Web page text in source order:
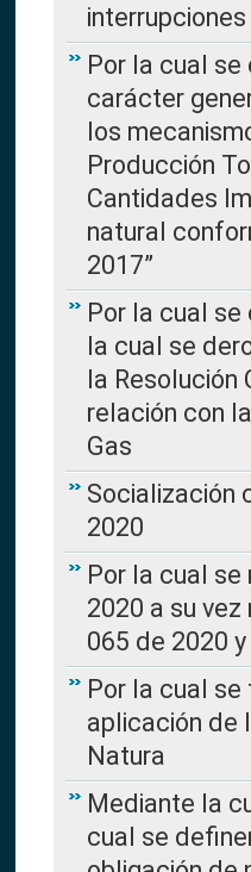
Por la cual
carácter
los
Producción
Cantidades
natural
2017”
Por la cual
la cual se
la Resolución
relación con
Gas
Socialización
2020
Por la cual se
2020 a su
065 de 2020
Por la cual
aplicación de
Natura
Mediante la
cual se